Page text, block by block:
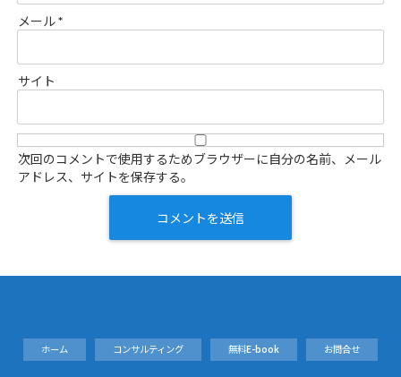
メール*
サイト
次回のコメントで使用するためブラウザーに自分の名前、メール
アドレス、サイトを保存する。
ホーム コンサルティング 無料E-book お問合せ